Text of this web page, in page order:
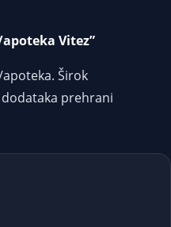
Vitez”
Širok
prehrani